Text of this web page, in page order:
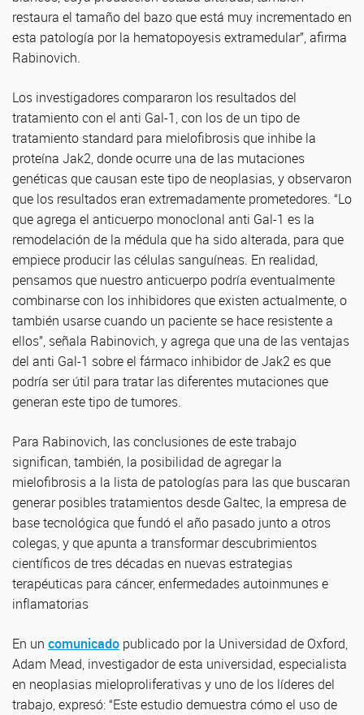
restaura el tamaño del bazo que está muy incrementado en
esta patología por la hematopoyesis extramedular”, afirma
Rabinovich.
Los investigadores compararon los resultados del
tratamiento con el anti Gal-1, con los de un tipo de
tratamiento standard para mielofibrosis que inhibe la
proteína Jak2, donde ocurre una de las mutaciones
genéticas que causan este tipo de neoplasias, y observaron
que los resultados eran extremadamente prometedores. “Lo
que agrega el anticuerpo monoclonal anti Gal-1 es la
remodelación de la médula que ha sido alterada, para que
empiece producir las células sanguíneas. En realidad,
pensamos que nuestro anticuerpo podría eventualmente
combinarse con los inhibidores que existen actualmente, o
también usarse cuando un paciente se hace resistente a
ellos”, señala Rabinovich, y agrega que una de las ventajas
del anti Gal-1 sobre el fármaco inhibidor de Jak2 es que
podría ser útil para tratar las diferentes mutaciones que
generan este tipo de tumores.
Para Rabinovich, las conclusiones de este trabajo
significan, también, la posibilidad de agregar la
mielofibrosis a la lista de patologías para las que buscaran
generar posibles tratamientos desde Galtec, la empresa de
base tecnológica que fundó el año pasado junto a otros
colegas, y que apunta a transformar descubrimientos
científicos de tres décadas en nuevas estrategias
terapéuticas para cáncer, enfermedades autoinmunes e
inflamatorias
En un comunicado publicado por la Universidad de Oxford,
Adam Mead, investigador de esta universidad, especialista
en neoplasias mieloproliferativas y uno de los líderes del
trabajo, expresó: “Este estudio demuestra cómo el uso de